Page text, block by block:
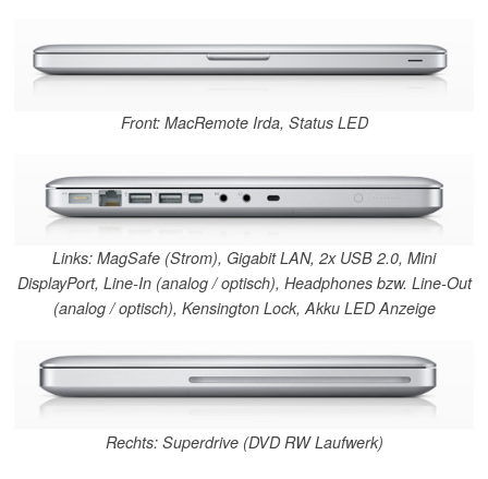
Front: MacRemote Irda, Status LED
Links: MagSafe (Strom), Gigabit LAN, 2x USB 2.0, Mini
DisplayPort, Line-In (analog / optisch), Headphones bzw. Line-Out
(analog / optisch), Kensington Lock, Akku LED Anzeige
Rechts: Superdrive (DVD RW Laufwerk)